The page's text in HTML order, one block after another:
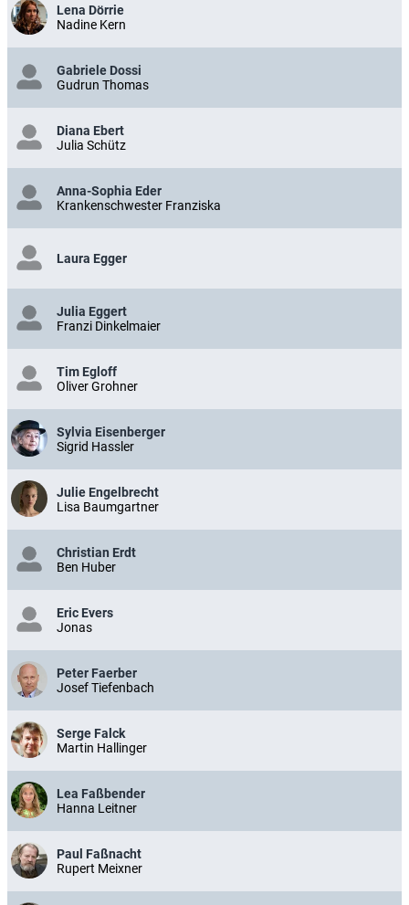
Lena Dörrie
Nadine Kern
Gabriele Dossi
Gudrun Thomas
Diana Ebert
Julia Schütz
Anna-Sophia Eder
Krankenschwester Franziska
Laura Egger
Julia Eggert
Franzi Dinkelmaier
Tim Egloff
Oliver Grohner
Sylvia Eisenberger
Sigrid Hassler
Julie Engelbrecht
Lisa Baumgartner
Christian Erdt
Ben Huber
Eric Evers
Jonas
Peter Faerber
Josef Tiefenbach
Serge Falck
Martin Hallinger
Lea Faßbender
Hanna Leitner
Paul Faßnacht
Rupert Meixner